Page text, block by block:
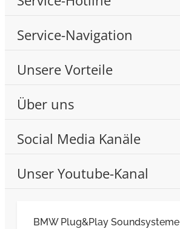
Service-Navigation
Unsere Vorteile
Über uns
Social Media Kanäle
Unser Youtube-Kanal
BMW Plug&Play Soundsysteme